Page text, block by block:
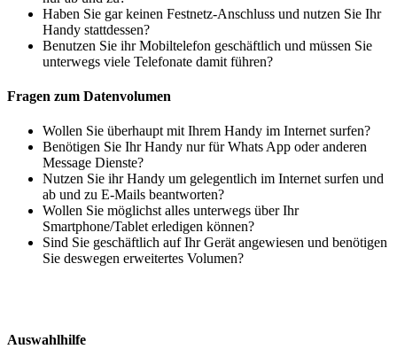
Haben Sie gar keinen Festnetz-Anschluss und nutzen Sie Ihr
Handy stattdessen?
Benutzen Sie ihr Mobiltelefon geschäftlich und müssen Sie
unterwegs viele Telefonate damit führen?
Fragen zum Datenvolumen
Wollen Sie überhaupt mit Ihrem Handy im Internet surfen?
Benötigen Sie Ihr Handy nur für Whats App oder anderen
Message Dienste?
Nutzen Sie ihr Handy um gelegentlich im Internet surfen und
ab und zu E-Mails beantworten?
Wollen Sie möglichst alles unterwegs über Ihr
Smartphone/Tablet erledigen können?
Sind Sie geschäftlich auf Ihr Gerät angewiesen und benötigen
Sie deswegen erweitertes Volumen?
Auswahlhilfe